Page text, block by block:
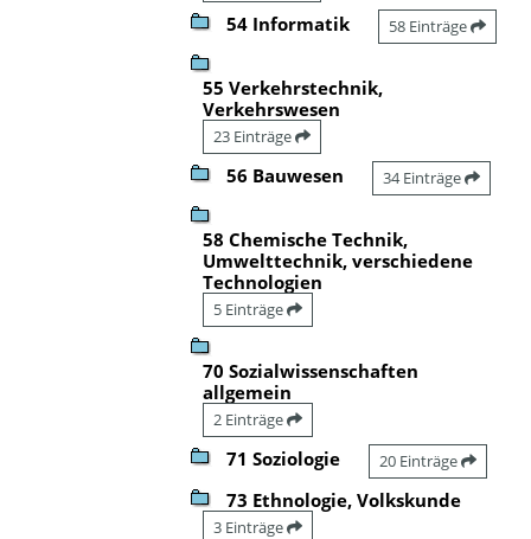
54 Informatik 58 Einträge
55 Verkehrstechnik,
Verkehrswesen
23 Einträge
56 Bauwesen 34 Einträge
58 Chemische Technik,
Umwelttechnik, verschiedene
Technologien
5 Einträge
70 Sozialwissenschaften
allgemein
2 Einträge
71 Soziologie 20 Einträge
73 Ethnologie, Volkskunde
3 Einträge